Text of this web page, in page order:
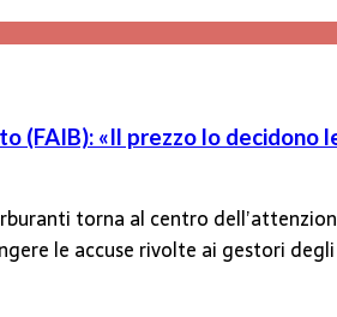
(FAIB): «Il prezzo lo decidono
torna al centro
le accuse rivolte ai gestori degli